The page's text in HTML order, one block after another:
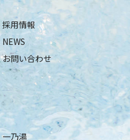
採用情報
NEWS
お問い合わせ
一乃湯